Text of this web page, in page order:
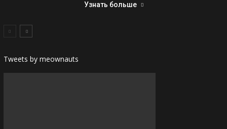
Узнать больше
Tweets by meownauts